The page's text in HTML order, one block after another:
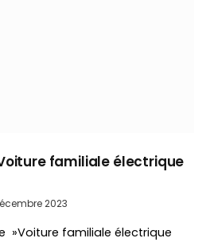
Voiture familiale électrique
2023
»Voiture familiale électrique